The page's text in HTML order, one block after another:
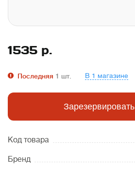
1535 р.
Последняя 1 шт. В 1 магазине
Зарезервировать
Код товара
Бренд